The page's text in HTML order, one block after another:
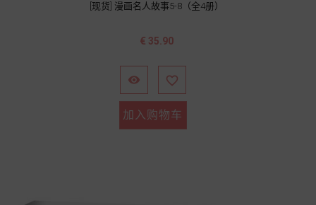
[现货] 漫画名人故事5-8（全4册）
价
€ 35.90
 
加入购物车